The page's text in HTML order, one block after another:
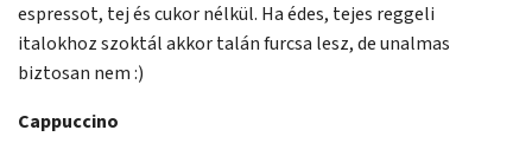
espressot, tej és cukor nélkül. Ha édes, tejes reggeli
italokhoz szoktál akkor talán furcsa lesz, de unalmas
biztosan nem :)
Cappuccino